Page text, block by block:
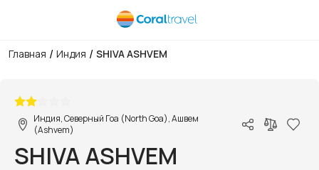
Главная / Индия / SHIVA ASHVEM
Индия, Северный Гоа (North Goa), Ашвем
(Ashvem)
SHIVA ASHVEM